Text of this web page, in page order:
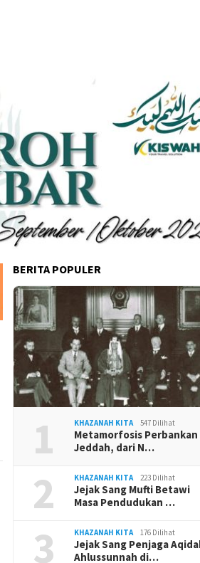
BERITA POPULER
1 KHAZANAH KITA 547 Dilihat
Metamorfosis Perbankan
Jeddah, dari N…
2 KHAZANAH KITA 223 Dilihat
Jejak Sang Mufti Betawi
Masa Pendudukan …
3 KHAZANAH KITA 176 Dilihat
Jejak Sang Penjaga
Ahlussunnah di…